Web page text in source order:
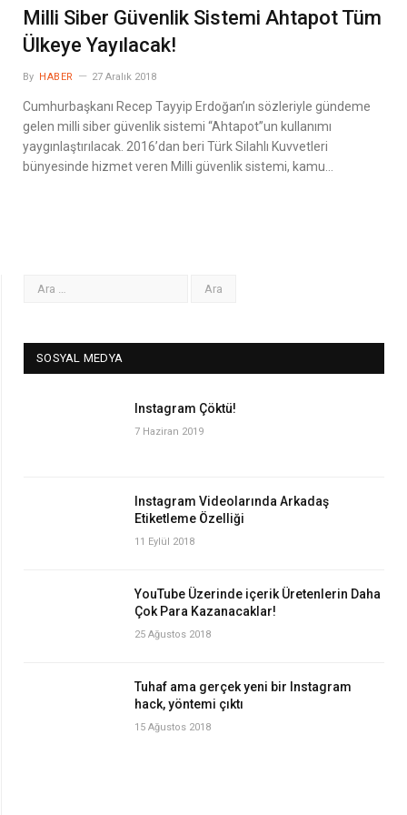
Milli Siber Güvenlik Sistemi Ahtapot Tüm
Ülkeye Yayılacak!
By HABER 27 Aralık 2018
Cumhurbaşkanı Recep Tayyip Erdoğan’ın sözleriyle gündeme
gelen milli siber güvenlik sistemi “Ahtapot”un kullanımı
yaygınlaştırılacak. 2016’dan beri Türk Silahlı Kuvvetleri
bünyesinde hizmet veren Milli güvenlik sistemi, kamu…
SOSYAL MEDYA
Instagram Çöktü!
7 Haziran 2019
Instagram Videolarında Arkadaş
Etiketleme Özelliği
11 Eylül 2018
YouTube Üzerinde içerik Üretenlerin Daha
Çok Para Kazanacaklar!
25 Ağustos 2018
Tuhaf ama gerçek yeni bir Instagram
hack, yöntemi çıktı
15 Ağustos 2018